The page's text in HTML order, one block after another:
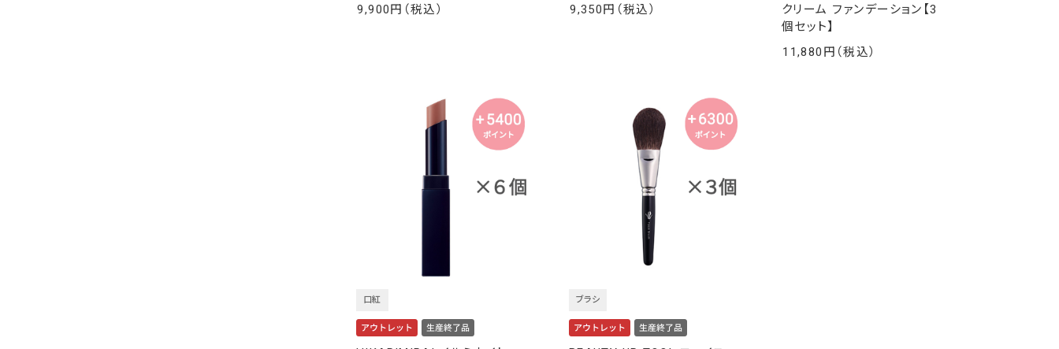
9,900 9,350
クリーム ファンデーション【3
個セット】
11,880
口紅 ブラシ